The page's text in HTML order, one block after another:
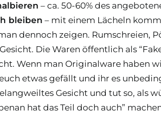
– ca. 50-60% des
bleiben – mit einem Lächeln
dennoch zeigen. Rumschreien,
Die Waren öffentlich als
Wenn man Originalware haben
etwas gefällt und ihr es
Gesicht und tut so, als
hat das Teil doch auch”